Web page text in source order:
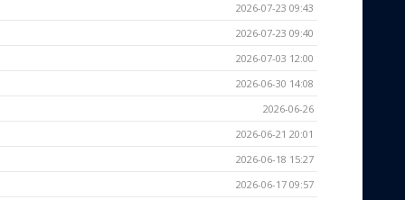
2026-07-23 09:43
2026-07-23 09:40
2026-07-03 12:00
2026-06-30 14:08
2026-06-26
2026-06-21 20:01
2026-06-18 15:27
2026-06-17 09:57